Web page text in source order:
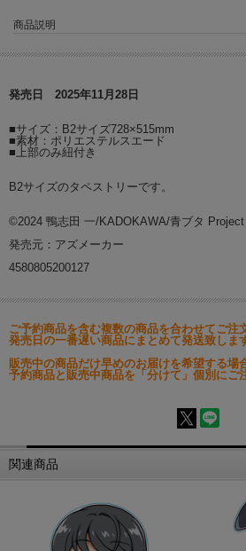
商品説明
発売日 2025年11月28日
■サイズ：B2サイズ728×515mm
■素材：ポリエステルスエード
■上部のみ紐付き
B2サイズのタペストリーです。
©2024 鴨志田 一/KADOKAWA/青ブタ Project
発売元：アズメーカー
4580805200127
ご予約商品を含む複数の商品を合わせてご注
発売日の一番遅い商品にまとめて発送致しま
販売中の商品だけ早めのお届けを希望する場
予約商品と販売中商品を「分けて」個別にご
関連商品